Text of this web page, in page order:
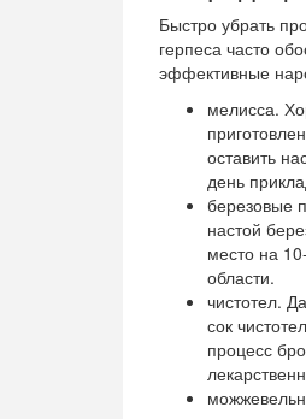
Быстро убрать
герпеса часто
эффективные
мелисса.
оставить
день
березовые
настой
место на
области.
чистотел.
сок
процесс